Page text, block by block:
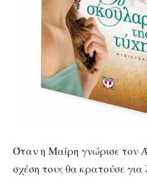
Όταν η Μαίρη γνώρισε τον
σχέση τους θα κρατούσε για